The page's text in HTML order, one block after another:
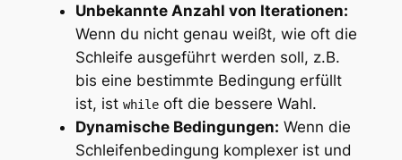
Unbekannte Anzahl von Iterationen:
Wenn du nicht genau weißt, wie oft die
Schleife ausgeführt werden soll, z.B.
bis eine bestimmte Bedingung erfüllt
ist, ist whileoft die bessere Wahl.
Dynamische Bedingungen: Wenn die
Schleifenbedingung komplexer ist und